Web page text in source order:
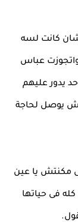
كانت لسه
عباس
حد يدور عليهم
يوصل لحاجة
مكنتش يا عين
فى حياتها